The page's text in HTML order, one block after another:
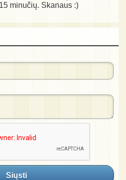
minučių. Skanaus :)
Siųsti